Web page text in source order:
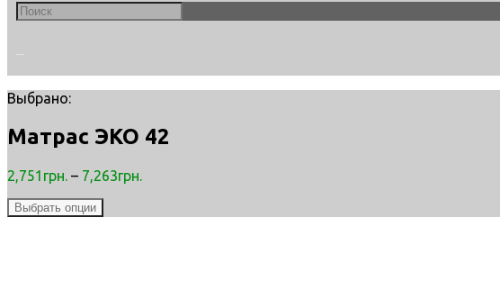
Search
this
Выбрано:
Матрас ЭКО 42
2,751 грн. – 7,263грн.
Выбрать опции